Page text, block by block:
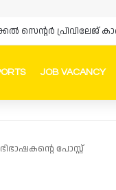
JOB VACANCY
പോസ്റ്റ്